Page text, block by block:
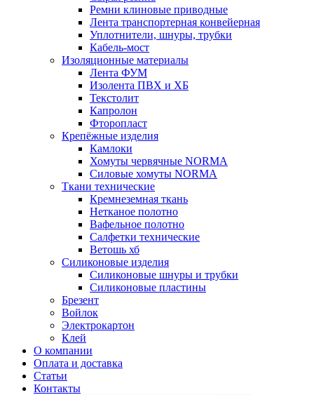
Ремни клиновые приводные
Лента транспортерная конвейерная
Уплотнители, шнуры, трубки
Кабель-мост
Изоляционные материалы
Лента ФУМ
Изолента ПВХ и ХБ
Текстолит
Капролон
Фторопласт
Крепёжные изделия
Камлоки
Хомуты червячные NORMA
Силовые хомуты NORMA
Ткани технические
Кремнеземная ткань
Нетканое полотно
Вафельное полотно
Салфетки технические
Ветошь хб
Силиконовые изделия
Силиконовые шнуры и трубки
Силиконовые пластины
Брезент
Войлок
Электрокартон
Клей
О компании
Оплата и доставка
Статьи
Контакты